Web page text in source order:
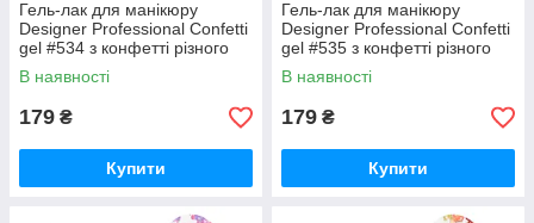
Гель-лак для манікюру
Designer Professional Confetti
gel #534 з конфетті різного
розміру, 9 мл
В наявності
179 ₴
Купити
Гель-лак для манікюру
Designer Professional Confetti
gel #535 з конфетті різного
розміру, 9 мл
В наявності
179 ₴
Купити